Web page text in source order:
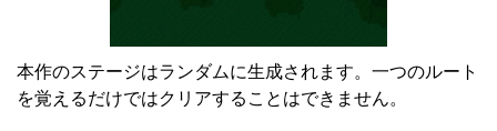
本作のステージはランダムに生成されます。一つのルート
を覚えるだけではクリアすることはできません。